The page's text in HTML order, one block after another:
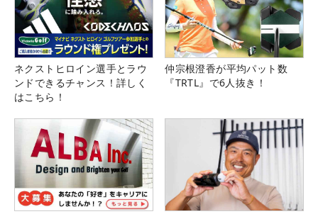
ネクストヒロイン選手とラウ
ンドできるチャンス！詳しく
はこちら！
仲宗根澄香が平均パット数
『TRTL』で6人抜き！